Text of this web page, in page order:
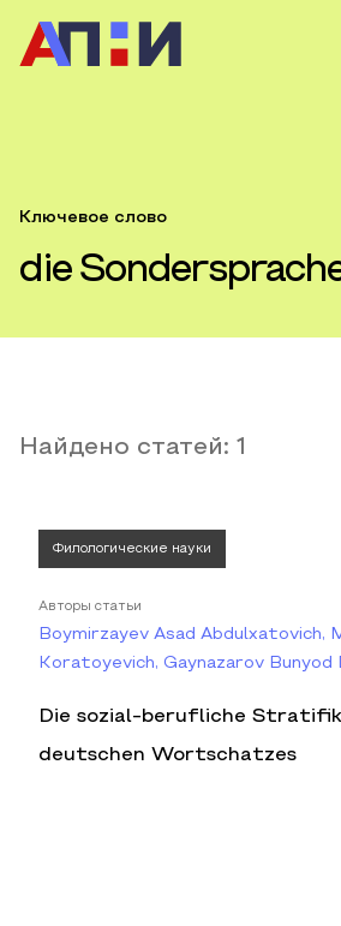
Ключевое слово
die
Найдено статей: 1
Филологические науки
Авторы статьи
Boymirzayev Asad Abdulxatovich,
Koratoyevich, Gaynazarov Bunyod
Die sozial-berufliche
deutschen Wortschatzes